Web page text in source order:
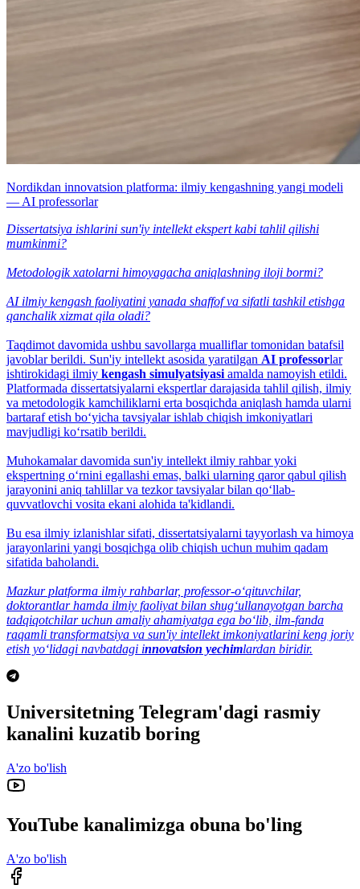
Nordikdan innovatsion platforma: ilmiy kengashning yangi modeli
— AI professorlar
Dissertatsiya ishlarini sun'iy intellekt ekspert kabi tahlil qilishi
mumkinmi?
Metodologik xatolarni himoyagacha aniqlashning iloji bormi?
AI ilmiy kengash faoliyatini yanada shaffof va sifatli tashkil etishga
qanchalik xizmat qila oladi?
Taqdimot davomida ushbu savollarga mualliflar tomonidan batafsil
javoblar berildi. Sun'iy intellekt asosida yaratilgan AI professorlar
ishtirokidagi ilmiy kengash simulyatsiyasi amalda namoyish etildi.
Platformada dissertatsiyalarni ekspertlar darajasida tahlil qilish, ilmiy
va metodologik kamchiliklarni erta bosqichda aniqlash hamda ularni
bartaraf etish bo‘yicha tavsiyalar ishlab chiqish imkoniyatlari
mavjudligi ko‘rsatib berildi.
Muhokamalar davomida sun'iy intellekt ilmiy rahbar yoki
ekspertning o‘rnini egallashi emas, balki ularning qaror qabul qilish
jarayonini aniq tahlillar va tezkor tavsiyalar bilan qo‘llab-
quvvatlovchi vosita ekani alohida ta'kidlandi.
Bu esa ilmiy izlanishlar sifati, dissertatsiyalarni tayyorlash va himoya
jarayonlarini yangi bosqichga olib chiqish uchun muhim qadam
sifatida baholandi.
Mazkur platforma ilmiy rahbarlar, professor-o‘qituvchilar,
doktorantlar hamda ilmiy faoliyat bilan shug‘ullanayotgan barcha
tadqiqotchilar uchun amaliy ahamiyatga ega bo‘lib, ilm-fanda
raqamli transformatsiya va sun'iy intellekt imkoniyatlarini keng joriy
etish yo‘lidagi navbatdagi innovatsion yechimlardan biridir.
Universitetning Telegram'dagi rasmiy
kanalini kuzatib boring
A'zo bo'lish
YouTube kanalimizga obuna bo'ling
A'zo bo'lish